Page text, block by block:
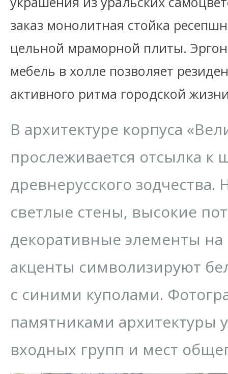
заказ монолитная стойка
цельной мраморной плиты.
мебель в холле позволяет
активного ритма городской
В архитектуре корпуса
прослеживается отсылка к
древнерусского
светлые стены, высокие
декоративные элементы на
акценты символизируют
с синими куполами.
памятниками архитектуры
входных групп и мест